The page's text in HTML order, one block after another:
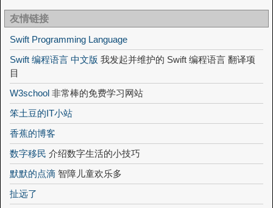
友情链接
Swift Programming Language
Swift 编程语言 中文版 我发起并维护的 Swift 编程语言 翻译项
目
W3school 非常棒的免费学习网站
笨土豆的IT小站
香蕉的博客
数字移民 介绍数字生活的小技巧
默默的点滴 智障儿童欢乐多
扯远了